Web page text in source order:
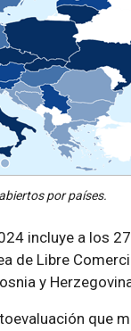
por países.
incluye a los
de Libre
y
que